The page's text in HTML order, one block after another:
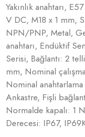
Yakınlık anahtarı,
V DC, M18 x 1 mm,
NPN/PNP, Metal,
anahtarı, Endüktif
Serisi, Bağlantı: 2
mm, Nominal
Nominal
Ankastre, Fişli
Normalde kapalı: 1
Derecesi: IP67,